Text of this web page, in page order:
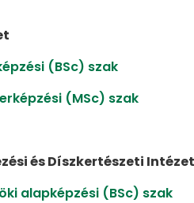
(BSc) szak
(MSc) szak
és Díszkertészeti Intézet
alapképzési (BSc) szak